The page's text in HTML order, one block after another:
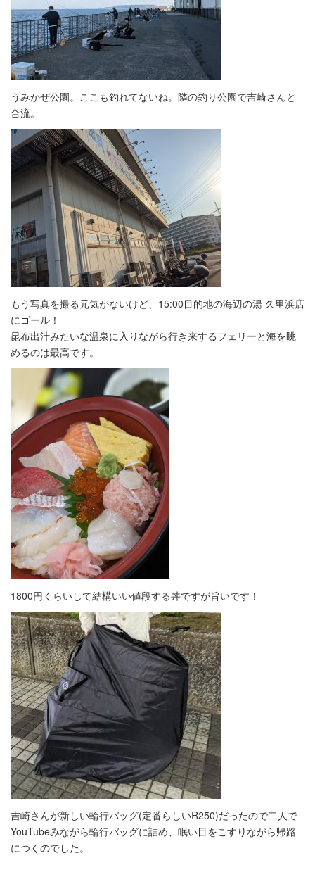
うみかぜ公園。ここも釣れてないね。隣の釣り公園で吉崎さんと
合流。
もう写真を撮る元気がないけど、15:00目的地の海辺の湯 久里浜店
にゴール！
昆布出汁みたいな温泉に入りながら行き来するフェリーと海を眺
めるのは最高です。
1800円くらいして結構いい値段する丼ですが旨いです！
吉崎さんが新しい輪行バッグ(定番らしいR250)だったので二人で
YouTubeみながら輪行バッグに詰め、眠い目をこすりながら帰路
につくのでした。